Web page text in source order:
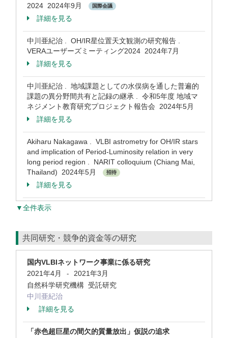
2024 2024年9月
国際会議
詳細を見る
中川亜紀治 . OH/IR星位置天文観測の研究報告 .
VERAユーザーズミーティング2024 2024年7月
詳細を見る
中川亜紀治 . 地域課題としての水俣病を通した普遍的
課題の異分野間共有と記録の継承 . 令和5年度 地域マ
ネジメント教育研究プロジェクト報告会 2024年5月
詳細を見る
Akiharu Nakagawa . VLBI astrometry for OH/IR stars
and implication of Period-Luminosity relation in very
long period region . NARIT colloquium (Chiang Mai,
Thailand) 2024年5月
招待
詳細を見る
▼全件表示
共同研究・競争的資金等の研究
国内VLBIネットワーク事業に係る研究
2021年4月
-
2021年3月
自然科学研究機構 受託研究
中川亜紀治
詳細を見る
「赤色超巨星の間欠的質量放出」仮説の追求